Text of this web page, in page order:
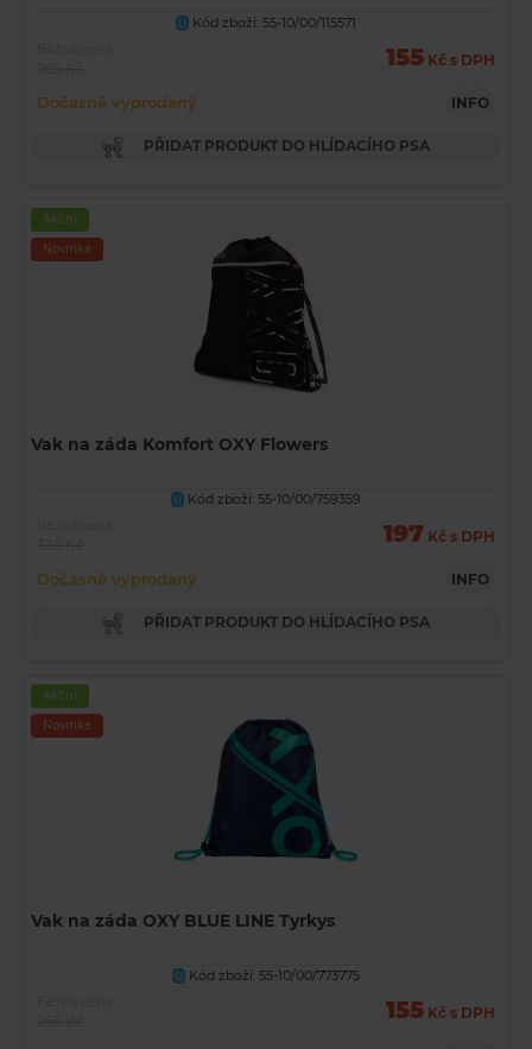
U
Kód zboží: 55-10/00/115571
155 Kč s DPH
Dočasně vyprodaný INFO
PŘIDAT PRODUKT DO HLÍDACÍHO PSA
Akční
Novinka
Vak na záda Komfort OXY Flowers
U
Kód zboží: 55-10/00/759359
197 Kč s DPH
Dočasně vyprodaný INFO
PŘIDAT PRODUKT DO HLÍDACÍHO PSA
Akční
Novinka
Vak na záda OXY BLUE LINE Tyrkys
U
Kód zboží: 55-10/00/773775
155 Kč s DPH